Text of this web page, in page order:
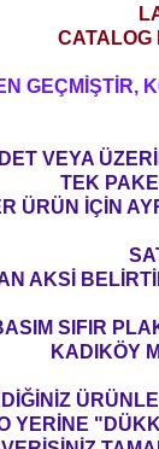
CATALOG
GEÇMİŞTİR,
VEYA
TEK
ÜRÜN İÇİN
AKSİ
SIFIR
KADIKÖY
YERİNE